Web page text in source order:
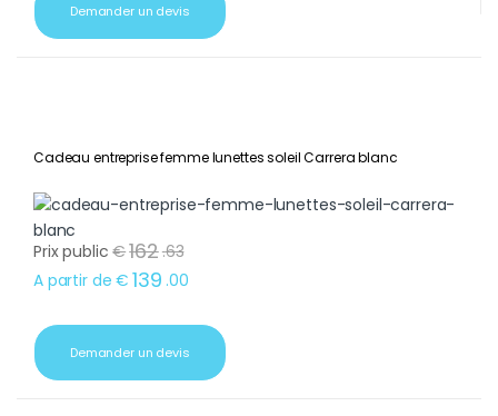
Demander un devis
Cadeau entreprise femme lunettes soleil Carrera blanc
Prix public €162.63
A partir de € 139 .00
Demander un devis